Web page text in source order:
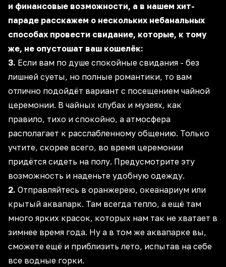
и финансовые возможности, а в нашем хит-
параде расскажем о нескольких небанальных
способах провести свидание, которые, к тому
же, не опустошат ваш кошелёк:
3. Если вам по душе спокойные свидания - без
лишней суеты, но полные романтики, то вам
отлично подойдёт вариант с посещением чайной
церемонии. В чайных клубах и музеях, как
правило, тихо и спокойно, а атмосфера
располагает к расслабленному общению. Только
учтите, скорее всего, во время церемонии
придётся сидеть на полу. Предусмотрите эту
возможность и наденьте удобную одежду.
2. Отправляйтесь в оранжерею, океанариум или
крытый аквапарк. Там всегда тепло, а ещё там
много ярких красок, которых нам так не хватает в
зимнее время года. Ну а в том же аквапарке вы,
сможете ещё и приблизить лето, испытав на себе
все водные горки.